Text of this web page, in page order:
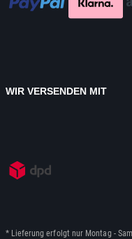
WIR VERSENDEN MIT
* Lieferung erfolgt nur Montag -